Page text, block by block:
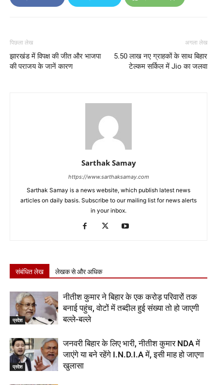
पिछला लेख
झारखंड में विपक्ष की जीत और भाजपा
की पराजय के जानें कारण
अगला लेख
5.50 लाख नए ग्राहकों के साथ बिहार
टेल्कम सर्किल में Jio का जलवा
Sarthak Samay
https://www.sarthaksamay.com
Sarthak Samay is a news website, which publish latest news
articles on daily basis. Subscribe to our mailing list for news alerts
in your inbox.
संबंधित लेख लेखक से और अधिक
प्रदेश
नीतीश कुमार ने बिहार के एक करोड़ परिवारों तक
बनाई पहुंच, वोटों में तब्दील हुई संख्या तो हो जाएगी
बल्ले-बल्ले
प्रदेश
जनवरी बिहार के लिए भारी, नीतीश कुमार NDA में
जाएंगे या बने रहेंगे I.N.D.I.A में, इसी माह हो जाएगा
खुलासा